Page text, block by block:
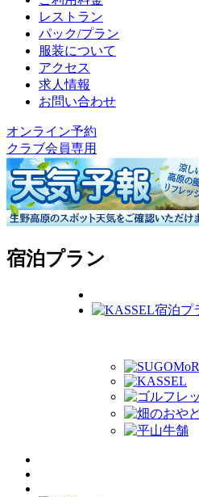
レストラン
パック/プラン
服装について
アクセス
求人情報
お問い合わせ
オンライン予約
クラブ会員専用
宿泊プラン